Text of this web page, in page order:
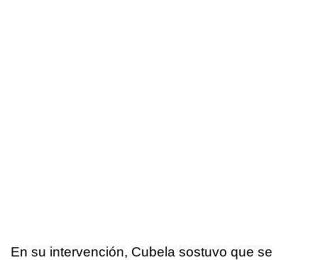
En su intervención, Cubela sostuvo que se